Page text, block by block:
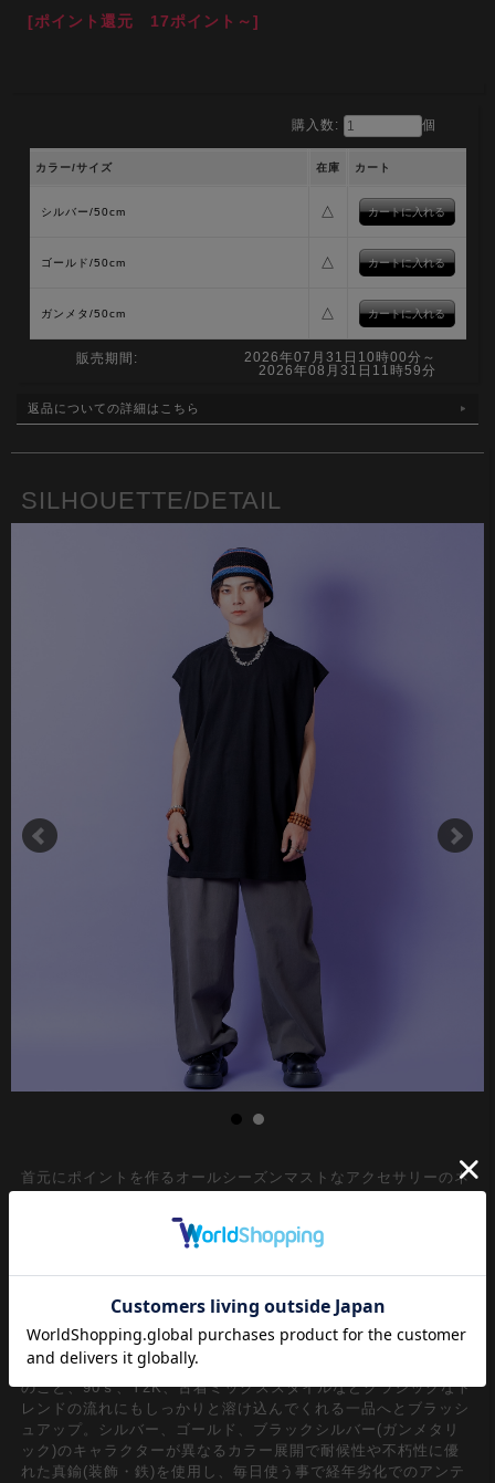
[ポイント還元 17ポイント～]
購入数: 個
カラー/サイズ 在庫 カート
シルバー/50cm △
ゴールド/50cm △
ガンメタ/50cm △
販売期間:
2026年07月31日10時00分～
2026年08月31日11時59分
返品についての詳細はこちら
SILHOUETTE/DETAIL
首元にポイントを作るオールシーズンマストなアクセサリーのネ
ェーンに調節しろを約５cm程度持たせたメンズレディース問わ
ずユニセックスで取り入れられるギミックが◎
数に配置し『ジャラジャラ』っとしたグラマラスかつ圧巻のイン
パクトスタイルを構築。アイキャッチーかつラグジュアリーなイ
ンパクトスタイルながら50cmベースチェーンでストリートやモ
ードスタイル、韓国ファッション、キレイメスタイルはもちろん
のこと、90ｓ、Y2K、古着ミックススタイルなどクラシックなト
レンドの流れにもしっかりと溶け込んでくれる一品へとブラッシ
ュアップ。シルバー、ゴールド、ブラックシルバー(ガンメタリ
ック)のキャラクターが異なるカラー展開で耐候性や不朽性に優
れた真鍮(装飾・鉄)を使用し、毎日使う事で経年劣化でのアンテ